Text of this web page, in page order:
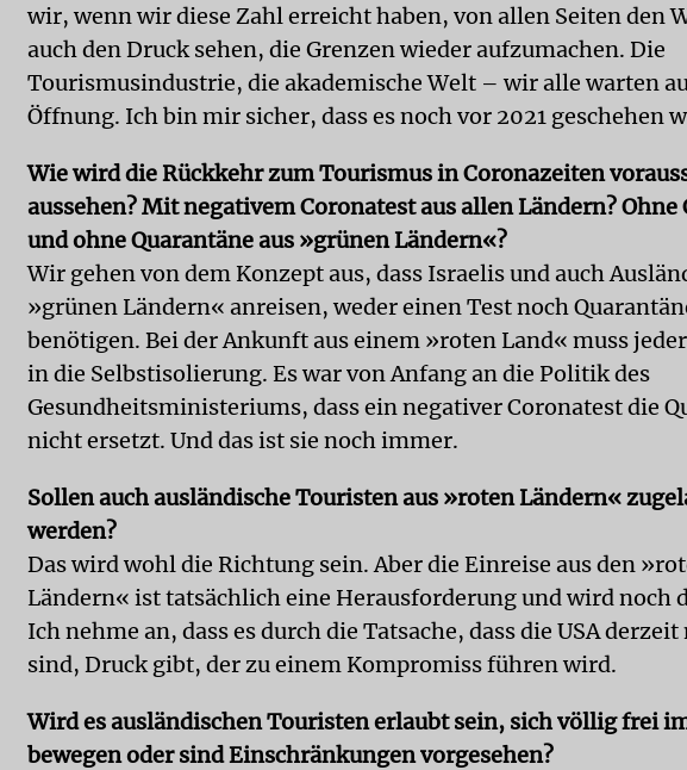
wir, wenn wir diese Zahl erreicht haben, von allen Seiten den
auch den Druck sehen, die Grenzen wieder aufzumachen. Die
Tourismusindustrie, die akademische Welt – wir alle warten
Öffnung. Ich bin mir sicher, dass es noch vor 2021 geschehen
Wie wird die Rückkehr zum Tourismus in Coronazeiten
aussehen? Mit negativem Coronatest aus allen Ländern? Ohne
und ohne Quarantäne aus »grünen Ländern«?
Wir gehen von dem Konzept aus, dass Israelis und auch
»grünen Ländern« anreisen, weder einen Test noch
benötigen. Bei der Ankunft aus einem »roten Land« muss
in die Selbstisolierung. Es war von Anfang an die Politik des
Gesundheitsministeriums, dass ein negativer Coronatest die
nicht ersetzt. Und das ist sie noch immer.
Sollen auch ausländische Touristen aus »roten Ländern«
werden?
Das wird wohl die Richtung sein. Aber die Einreise aus den
Ländern« ist tatsächlich eine Herausforderung und wird noch
Ich nehme an, dass es durch die Tatsache, dass die USA
sind, Druck gibt, der zu einem Kompromiss führen wird.
Wird es ausländischen Touristen erlaubt sein, sich völlig frei
bewegen oder sind Einschränkungen vorgesehen?